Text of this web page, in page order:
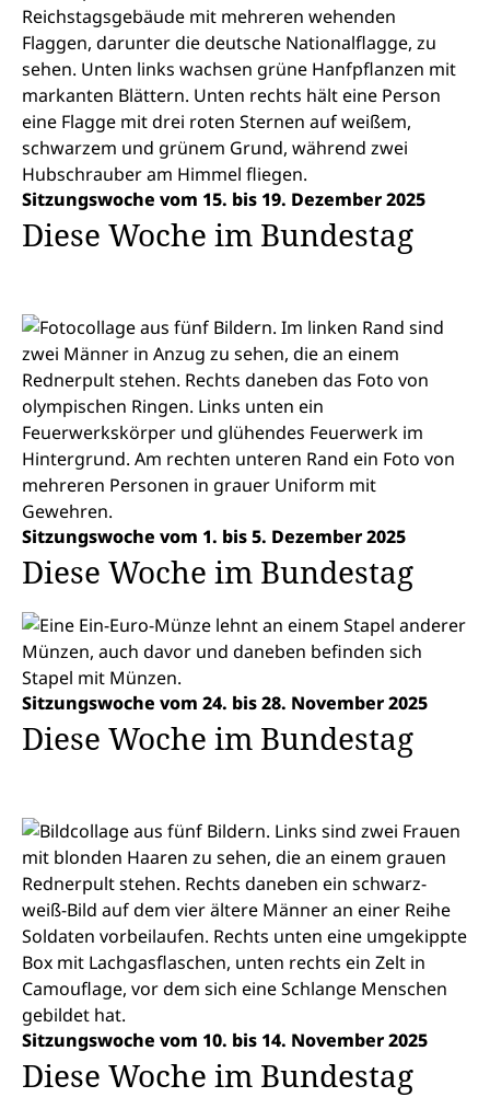
Sitzungswoche vom 15. bis 19. Dezember 2025
Diese Woche im Bundestag
Sitzungswoche vom 1. bis 5. Dezember 2025
Diese Woche im Bundestag
Sitzungswoche vom 24. bis 28. November 2025
Diese Woche im Bundestag
Sitzungswoche vom 10. bis 14. November 2025
Diese Woche im Bundestag